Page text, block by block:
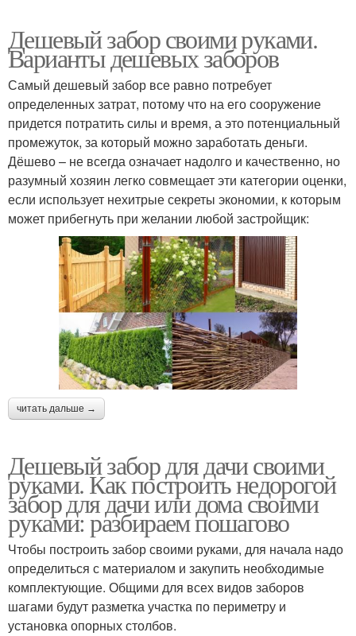
Дешевый забор своими руками.
Варианты дешевых заборов
Самый дешевый забор все равно потребует
определенных затрат, потому что на его сооружение
придется потратить силы и время, а это потенциальный
промежуток, за который можно заработать деньги.
Дёшево – не всегда означает надолго и качественно, но
разумный хозяин легко совмещает эти категории оценки,
если использует нехитрые секреты экономии, к которым
может прибегнуть при желании любой застройщик:
читать дальше →
Дешевый забор для дачи своими
руками. Как построить недорогой
забор для дачи или дома своими
руками: разбираем пошагово
Чтобы построить забор своими руками, для начала надо
определиться с материалом и закупить необходимые
комплектующие. Общими для всех видов заборов
шагами будут разметка участка по периметру и
установка опорных столбов.